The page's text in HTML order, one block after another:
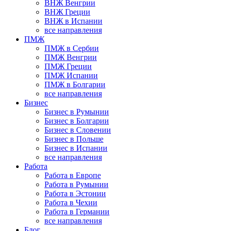
ВНЖ Венгрии
ВНЖ Греции
ВНЖ в Испании
все направления
ПМЖ
ПМЖ в Сербии
ПМЖ Венгрии
ПМЖ Греции
ПМЖ Испании
ПМЖ в Болгарии
все направления
Бизнес
Бизнес в Румынии
Бизнес в Болгарии
Бизнес в Словении
Бизнес в Польше
Бизнес в Испании
все направления
Работа
Работа в Европе
Работа в Румынии
Работа в Эстонии
Работа в Чехии
Работа в Германии
все направления